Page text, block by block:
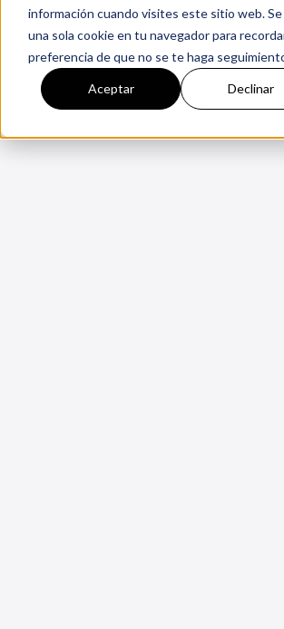
información cuando visites este sitio web. Se
una sola cookie en tu navegador para
preferencia de que no se te haga
Aceptar Declinar